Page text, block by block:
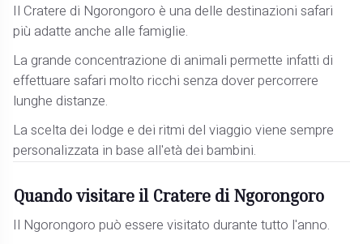
Il Cratere di Ngorongoro è una delle destinazioni safari
più adatte anche alle famiglie.
La grande concentrazione di animali permette infatti di
effettuare safari molto ricchi senza dover percorrere
lunghe distanze.
La scelta dei lodge e dei ritmi del viaggio viene sempre
personalizzata in base all'età dei bambini.
Quando visitare il Cratere di Ngorongoro
Il Ngorongoro può essere visitato durante tutto l'anno.